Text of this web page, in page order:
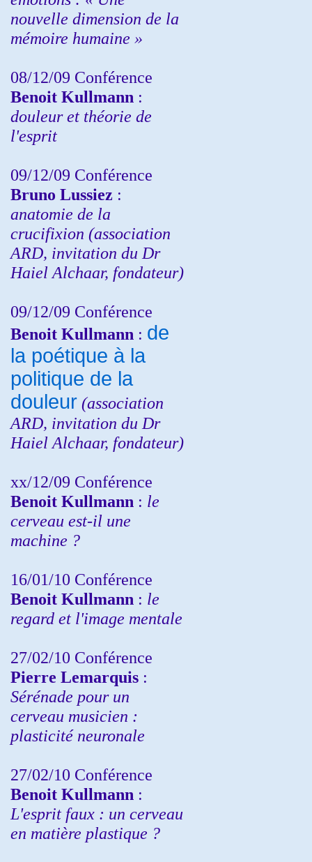
nouvelle dimension de la
mémoire humaine »
08/12/09 Conférence
Benoit Kullmann :
douleur et théorie de
l'esprit
09/12/09 Conférence
Bruno Lussiez :
anatomie de la
crucifixion (association
ARD, invitation du Dr
Haiel Alchaar, fondateur)
09/12/09 Conférence
Benoit Kullmann : de
la poétique à la
politique de la
douleur (association
ARD, invitation du Dr
Haiel Alchaar, fondateur)
xx/12/09 Conférence
Benoit Kullmann : le
cerveau est-il une
machine ?
16/01/10 Conférence
Benoit Kullmann : le
regard et l'image mentale
27/02/10 Conférence
Pierre Lemarquis :
Sérénade pour un
cerveau musicien :
plasticité neuronale
27/02/10 Conférence
Benoit Kullmann :
L'esprit faux : un cerveau
en matière plastique ?